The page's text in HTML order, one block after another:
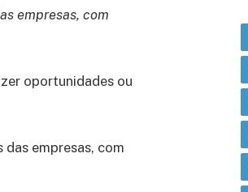
empresas, com
oportunidades ou
empresas, com